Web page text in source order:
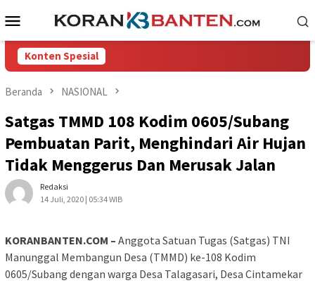
ke
Menu
Mobile
Konten Spesial
Beranda NASIONAL
Satgas TMMD 108 Kodim 0605/Subang
Pembuatan Parit, Menghindari Air Hujan
Tidak Menggerus Dan Merusak Jalan
Redaksi
14 Juli, 2020 | 05:34 WIB
KORANBANTEN.COM – Anggota Satuan Tugas (Satgas) TNI
Manunggal Membangun Desa (TMMD) ke-108 Kodim
0605/Subang dengan warga Desa Talagasari, Desa Cintamekar